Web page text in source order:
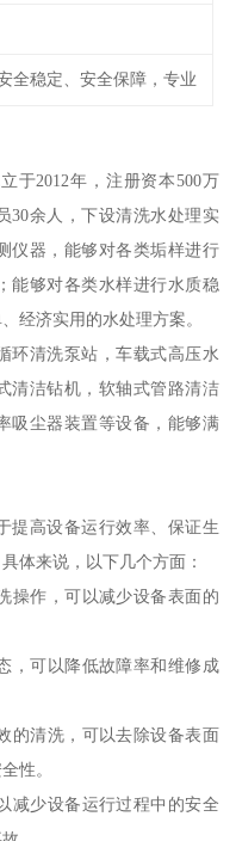
全稳定、安全保障，专业
于2012年，注册资本500万
30余人，下设清洗水处理实
仪器，能够对各类垢样进行
能够对各类水样进行水质稳
经济实用的水处理方案。
环清洗泵站，车载式高压水
清洁钻机，软轴式管路清洁
吸尘器装置等设备，能够满
提高设备运行效率、保证生
体来说，以下几个方面：
操作，可以减少设备表面的
，可以降低故障率和维修成
的清洗，可以去除设备表面
性。
减少设备运行过程中的安全